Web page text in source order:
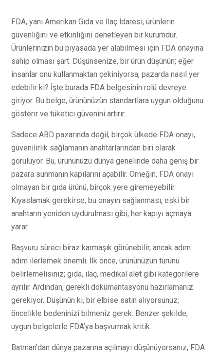
FDA, yani Amerikan Gıda ve İlaç İdaresi, ürünlerin
güvenliğini ve etkinliğini denetleyen bir kurumdur.
Ürünlerinizin bu piyasada yer alabilmesi için FDA onayına
sahip olması şart. Düşünsenize, bir ürün düşünün; eğer
insanlar onu kullanmaktan çekiniyorsa, pazarda nasıl yer
edebilir ki? İşte burada FDA belgesinin rolü devreye
giriyor. Bu belge, ürününüzün standartlara uygun olduğunu
gösterir ve tüketici güvenini artırır.
Sadece ABD pazarında değil, birçok ülkede FDA onayı,
güvenilirlik sağlamanın anahtarlarından biri olarak
görülüyor. Bu, ürününüzü dünya genelinde daha geniş bir
pazara sunmanın kapılarını açabilir. Örneğin, FDA onayı
olmayan bir gıda ürünü, birçok yere giremeyebilir.
Kıyaslamak gerekirse, bu onayın sağlanması, eski bir
anahtarın yeniden uydurulması gibi; her kapıyı açmaya
yarar.
Başvuru süreci biraz karmaşık görünebilir, ancak adım
adım ilerlemek önemli. İlk önce, ürününüzün türünü
belirlemelisiniz; gıda, ilaç, medikal alet gibi kategorilere
ayrılır. Ardından, gerekli dokümantasyonu hazırlamanız
gerekiyor. Düşünün ki, bir elbise satın alıyorsunuz;
öncelikle bedeninizi bilmeniz gerek. Benzer şekilde,
uygun belgelerle FDA’ya başvurmak kritik.
Batman'dan dünya pazarına açılmayı düşünüyorsanız, FDA